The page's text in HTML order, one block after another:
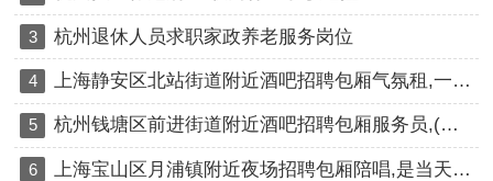
3 杭州退休人员求职家政养老服务岗位
4 上海静安区北站街道附近酒吧招聘包厢气氛租,一个月上几天班
5 杭州钱塘区前进街道附近酒吧招聘包厢服务员,(不抽台费)
6 上海宝山区月浦镇附近夜场招聘包厢陪唱,是当天上班当天发薪吗？